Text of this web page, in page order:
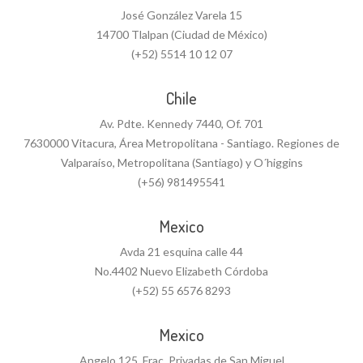
José González Varela 15
14700 Tlalpan (Ciudad de México)
(+52) 5514 10 12 07
Chile
Av. Pdte. Kennedy 7440, Of. 701
7630000 Vitacura, Área Metropolitana - Santiago. Regiones de
Valparaíso, Metropolitana (Santiago) y O´higgins
(+56) 981495541
Mexico
Avda 21 esquina calle 44
No.4402 Nuevo Elizabeth Córdoba
(+52) 55 6576 8293
Mexico
Angelo 125, Frac. Privadas de San Miguel